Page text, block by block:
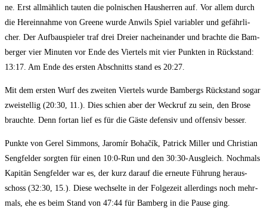
ne. Erst all­mäh­lich tau­ten die pol­ni­schen Haus­her­ren auf. Vor allem durch
die Her­ein­nah­me von Gree­ne wur­de Anwils Spiel varia­bler und gefähr­li­
cher. Der Auf­bau­spie­ler traf drei Drei­er nach­ein­an­der und brach­te die Bam­
ber­ger vier Minu­ten vor Ende des Vier­tels mit vier Punk­ten in Rück­stand:
13:17. Am Ende des ers­ten Abschnitts stand es 20:27.
Mit dem ers­ten Wurf des zwei­ten Vier­tels wur­de Bam­bergs Rück­stand sogar
zwei­stel­lig (20:30, 11.). Dies schien aber der Weck­ruf zu sein, den Bro­se
brauch­te. Denn fort­an lief es für die Gäs­te defen­siv und offen­siv besser.
Punk­te von Gerel Sim­mons, Jaromír Bohačík, Patrick Mil­ler und Chris­ti­an
Seng­fel­der sorg­ten für einen 10:0‑Run und den 30:30-Ausgleich. Noch­mals
Kapi­tän Seng­fel­der war es, der kurz dar­auf die erneu­te Füh­rung her­aus­
schoss (32:30, 15.). Die­se wech­sel­te in der Fol­ge­zeit aller­dings noch mehr­
mals, ehe es beim Stand von 47:44 für Bam­berg in die Pau­se ging.